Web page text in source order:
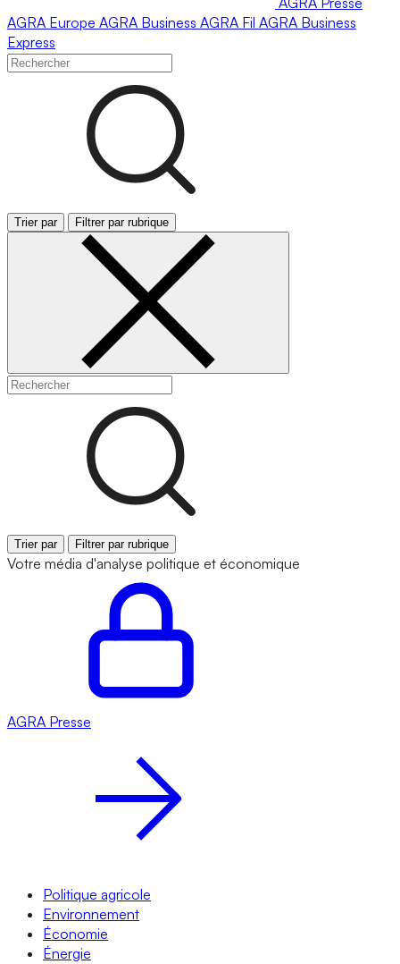
AGRA Europe AGRA Business AGRA Fil AGRA Business
Express
Trier par Filtrer par rubrique
Trier par Filtrer par rubrique
Votre média d'analyse politique et économique
AGRA Presse
Politique agricole
Environnement
Économie
Énergie